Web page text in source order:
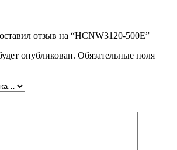
отзыв на “HCNW3120-500E”
опубликован. Обязательные поля